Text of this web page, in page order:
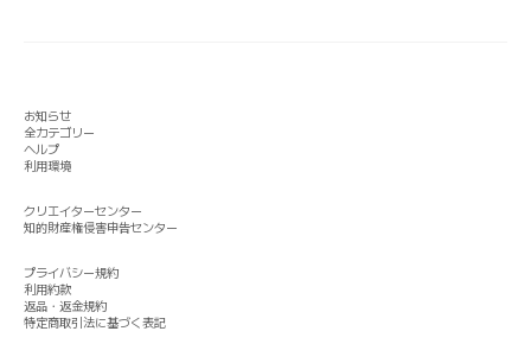
お知らせ
全カテゴリー
ヘルプ
利用環境
クリエイターセンター
知的財産権侵害申告センター
プライバシー規約
利用約款
返品・返金規約
特定商取引法に基づく表記